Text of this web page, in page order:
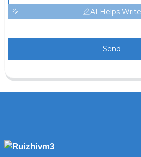
AI Helps Write
Send